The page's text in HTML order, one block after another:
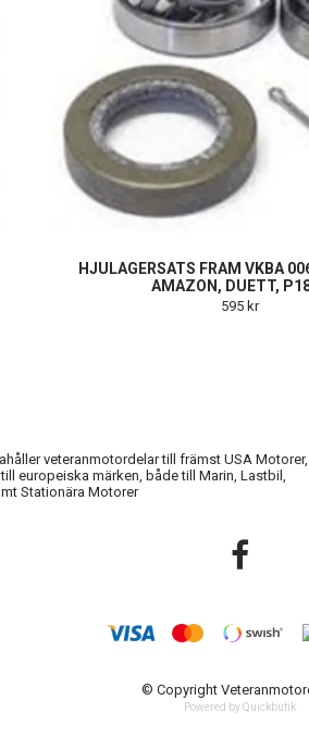
HJULAGERSATS FRAM VKBA
AMAZON, DUETT,
595 kr
veteranmotordelar till främst USA Motorer,
europeiska märken, både till Marin, Lastbil,
Stationära Motorer
© Copyright
Powered by Quickbutik